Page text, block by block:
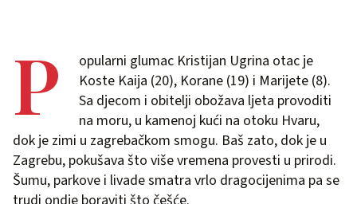
P
opularni glumac Kristijan Ugrina otac je
Koste Kaija (20), Korane (19) i Marijete (8).
Sa djecom i obitelji obožava ljeta provoditi
na moru, u kamenoj kući na otoku Hvaru,
dok je zimi u zagrebačkom smogu. Baš zato, dok je u
Zagrebu, pokušava što više vremena provesti u prirodi.
Šumu, parkove i livade smatra vrlo dragocijenima pa se